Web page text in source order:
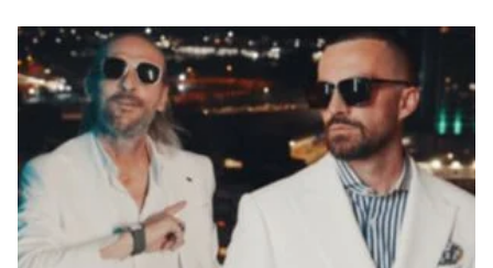
synon të lërë gjurmë. Kënga bashkon tre emra të
njohur, Cricket, Lore dhe Elinel, duke krijuar një
harmoni mes melodisë, rap-it dhe emocioneve të
thella. Në “Ndoshta Ti”,...